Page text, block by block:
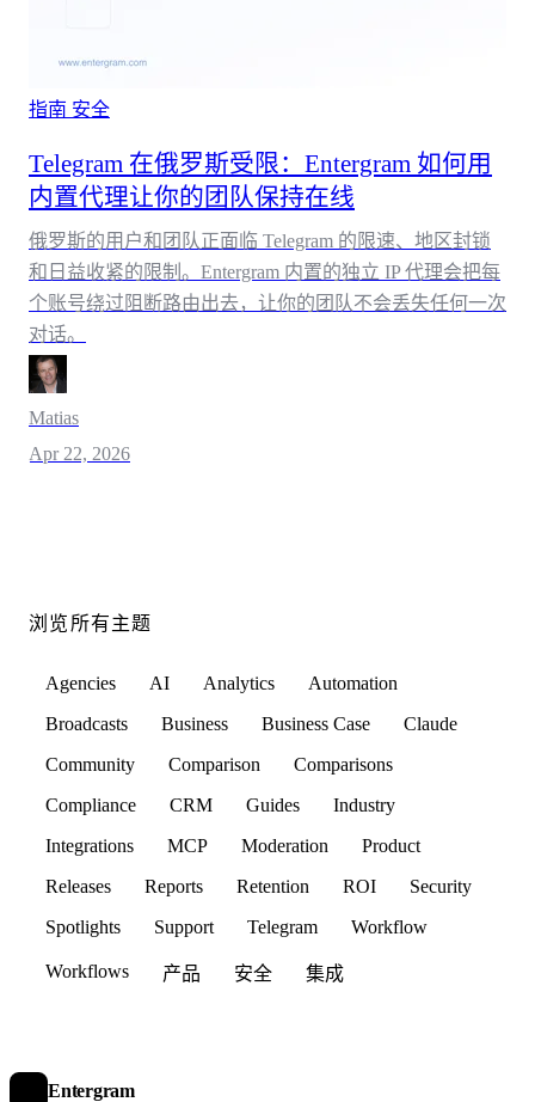
指南 安全
Telegram 在俄罗斯受限：Entergram 如何用
内置代理让你的团队保持在线
俄罗斯的用户和团队正面临 Telegram 的限速、地区封锁
和日益收紧的限制。Entergram 内置的独立 IP 代理会把每
个账号绕过阻断路由出去，让你的团队不会丢失任何一次
对话。
Matias
Apr 22, 2026
浏览所有主题
Agencies AI Analytics
Automation
Broadcasts
Business Business Case
Claude
Community
Comparison
Comparisons
Compliance
CRM Guides
Industry
Integrations
MCP Moderation
Product
Releases
Reports Retention ROI
Security
Spotlights
Support Telegram Workflow
Workflows 产品 安全 集成
Entergram